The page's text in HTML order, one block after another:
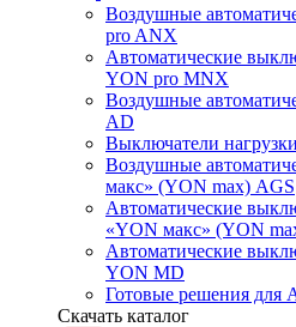
Воздушные
pro ANX
Автоматические
YON pro MNX
Воздушные
AD
Выключатели
Воздушные
макс» (YON max) AGS
Автоматические
«YON макс» (YON
Автоматические
YON MD
Готовые решения для
Скачать каталог